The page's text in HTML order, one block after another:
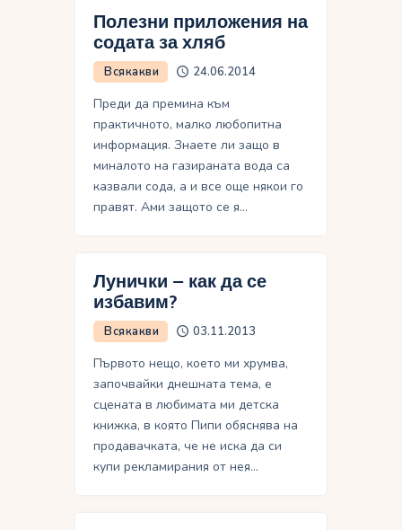
Полезни приложения на
содата за хляб
Всякакви 24.06.2014
Преди да премина към
практичното, малко любопитна
информация. Знаете ли защо в
миналото на газираната вода са
казвали сода, а и все още някои го
правят. Ами защото се я…
Лунички – как да се
избавим?
Всякакви 03.11.2013
Първото нещо, което ми хрумва,
започвайки днешната тема, е
сцената в любимата ми детска
книжка, в която Пипи обяснява на
продавачката, че не иска да си
купи рекламирания от нея…